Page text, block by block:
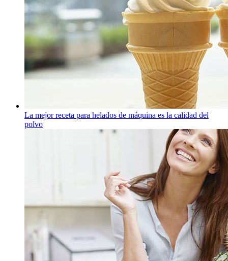
La mejor receta para helados de máquina es la calidad del
polvo